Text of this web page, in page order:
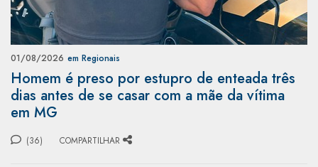
01/08/2026 em Regionais
Homem é preso por estupro de enteada três
dias antes de se casar com a mãe da vítima
em MG
(36) COMPARTILHAR